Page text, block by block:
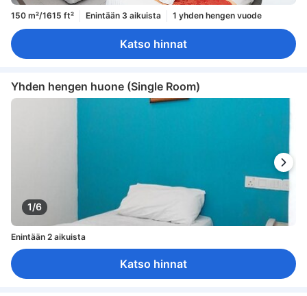
150 m²/1615 ft² Enintään 3 aikuista 1 yhden hengen vuode
Katso hinnat
Yhden hengen huone (Single Room)
1/6
Enintään 2 aikuista
Katso hinnat